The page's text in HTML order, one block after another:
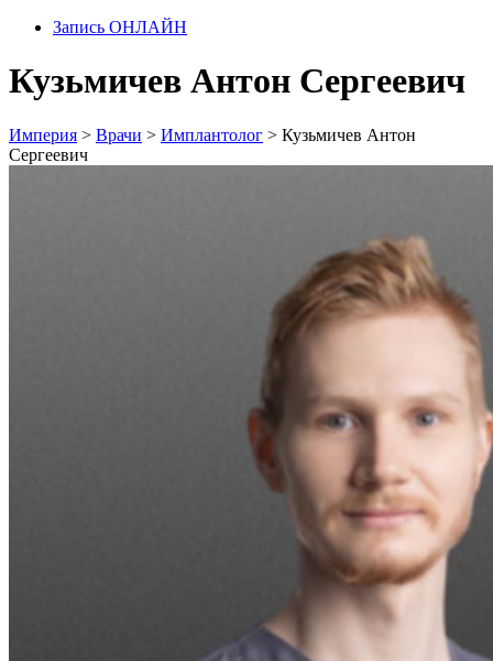
Запись ОНЛАЙН
Кузьмичев Антон Сергеевич
Империя > Врачи > Имплантолог > Кузьмичев Антон
Сергеевич